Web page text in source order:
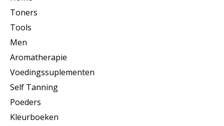
Toners
Tools
Men
Aromatherapie
Voedingssuplementen
Self Tanning
Poeders
Kleurboeken